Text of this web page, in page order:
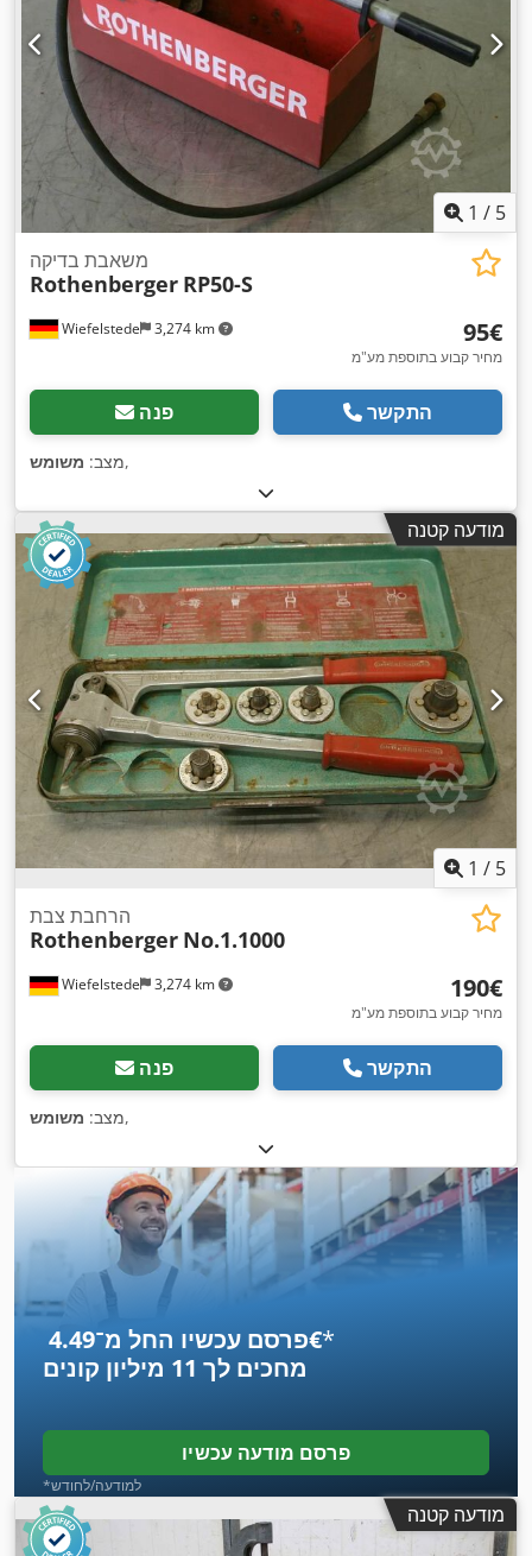
1 / 5
Wiefelstede 3,274 km
משאבת בדיקה
Rothenberger RP50-S
‏95 ‏€
מחיר קבוע בתוספת מע"מ
פנה התקשר
מצב: משומש ,
מודעה קטנה
1 / 5
Wiefelstede 3,274 km
הרחבת צבת
Rothenberger No.1.1000
‏190 ‏€
מחיר קבוע בתוספת מע"מ
פנה התקשר
מצב: משומש ,
פרסם עכשיו החל מ־‏4.49 ‏€*
מחכים לך 11 מיליון קונים
פרסם מודעה עכשיו
*למודעה/לחודש
מודעה קטנה